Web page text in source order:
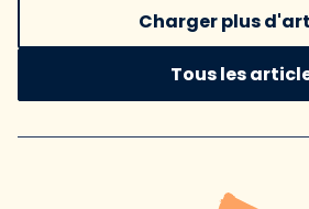
Charger plus
Tous les